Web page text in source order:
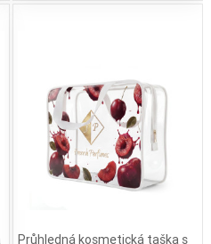
Průhledná kosmetická taška s